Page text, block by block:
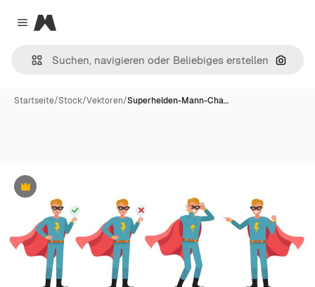
Close menu
Magnific
Nach
Startseite/Stock/Vektoren/Superhelden-Mann-Cha…
Premium